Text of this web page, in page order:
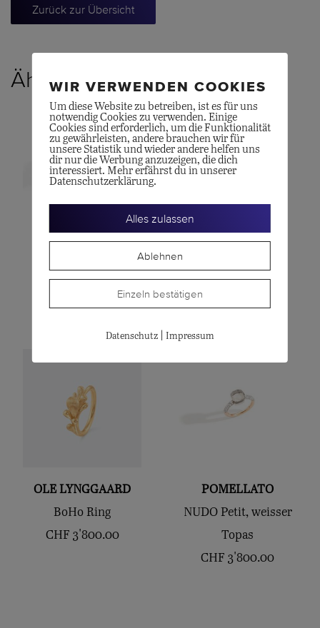
Zurück zur Übersicht
Ähnliche Produkte
Ring SABBIA
8'800.00
Ring Sabbia
CHF
OLE LYNGGAARD
BoHo Ring
CHF 3'800.00
POMELLATO
NUDO Petit, weisser
Topas
CHF 3'800.00
WIR VERWENDEN COOKIES
Um diese Website zu betreiben, ist es für uns
notwendig Cookies zu verwenden. Einige
Cookies sind erforderlich, um die Funktionalität
zu gewährleisten, andere brauchen wir für
unsere Statistik und wieder andere helfen uns
dir nur die Werbung anzuzeigen, die dich
interessiert. Mehr erfährst du in unserer
Datenschutzerklärung.
Alles zulassen
Ablehnen
Einzeln bestätigen
Datenschutz| Impressum